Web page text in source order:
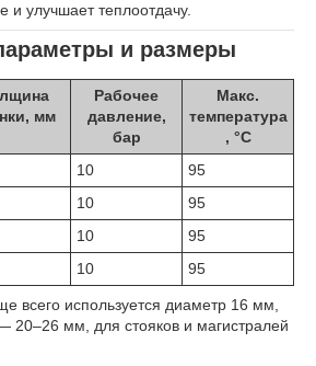
и улучшает теплоотдачу.
и размеры
мм
Рабочее
давление,
бар
Макс.
температура
, °C
10
95
10
95
10
95
10 95
всего используется диаметр 16 мм,
20–26 мм, для стояков и магистралей